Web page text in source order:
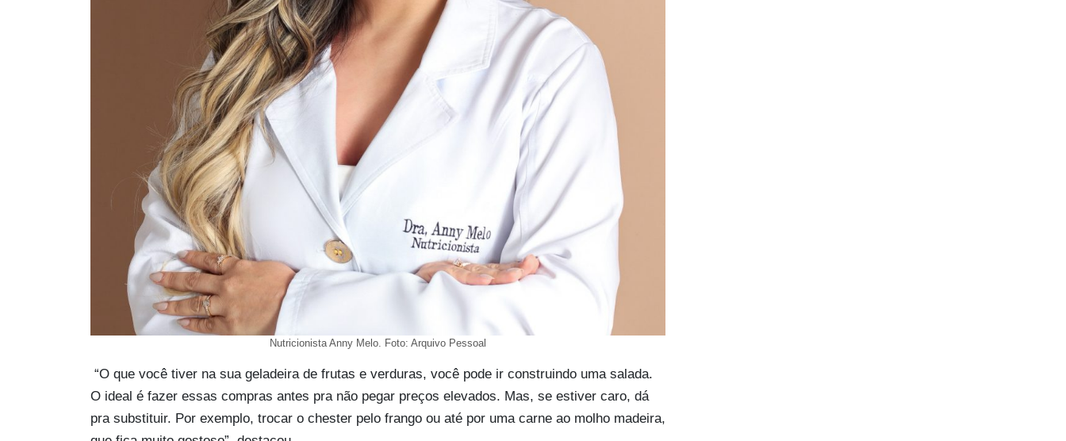
Nutricionista Anny Melo. Foto: Arquivo Pessoal
“O que você tiver na sua geladeira de frutas e verduras, você pode ir construindo uma salada.
O ideal é fazer essas compras antes pra não pegar preços elevados. Mas, se estiver caro, dá
pra substituir. Por exemplo, trocar o chester pelo frango ou até por uma carne ao molho madeira,